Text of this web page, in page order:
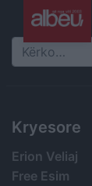
Search
Kryesore
Erion Veliaj
Free Esim